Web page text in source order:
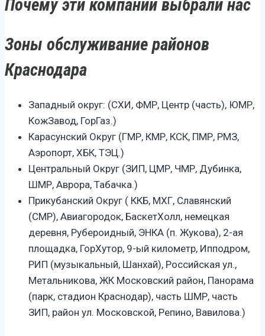
Почему эти компании выбрали нас
Зоны обслуживание районов
Краснодара
Западный округ: (СХИ, ФМР, Центр (часть), ЮМР,
КожЗавод, ГорГаз.)
Карасунский Округ (ГМР, КМР, КСК, ПМР, РМЗ,
Аэропорт, ХБК, ТЭЦ.)
Центральный Округ (ЗИП, ЦМР, ЧМР, Дубинка,
ШМР, Аврора, Табачка.)
Прикубанский Округ ( ККБ, МХГ, Славянский
(СМР), Авиагородок, БаскетХолл, немецкая
деревня, Рубероидный, ЭНКА (п. Жукова), 2-ая
площадка, ГорХутор, 9-ый километр, Ипподром,
РИП (музыкальный, Шанхай), Российская ул.,
Метальникова, ЖК Московский район, Панорама
(парк, стадион Краснодар), часть ШМР, часть
ЗИП, район ул. Московской, Репино, Вавилова.)